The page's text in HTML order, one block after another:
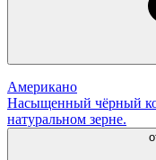
Американо
Насыщенный чёрный
натуральном зерне.